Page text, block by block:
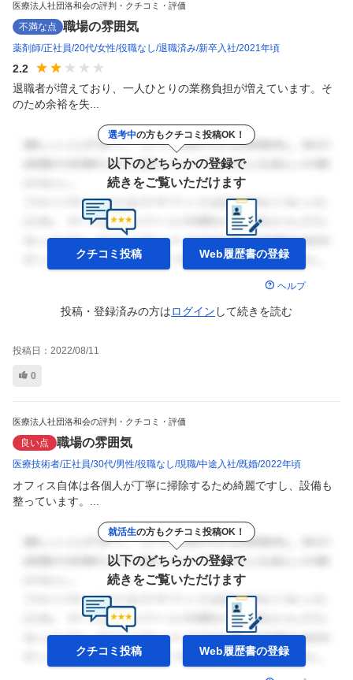
医療法人社団洛和会の評判・クチコミ・評価
不満な点 職場の雰囲気
薬剤師 正社員 20代 女性 役職なし 退職済み 新卒入社 2021年頃
2.2
退職者が増えており、一人ひとりの業務負担が増えています。そ
のため余裕を失...
選考中の方もクチコミ投稿OK！
以下のどちらかの登録で
続きをご覧いただけます
クチコミ投稿 Web履歴書の登録
ヘルプ
投稿・登録済みの方はログイン して続きを読む
投稿日： 2022/08/11
0
医療法人社団洛和会の評判・クチコミ・評価
良い点 職場の雰囲気
医療技術者 正社員 30代 男性 役職なし 現職 中途入社 既婚 2022年頃
オフィス自体は各個人が丁寧に掃除するため綺麗ですし、設備も
整っています。...
就活生の方もクチコミ投稿OK！
以下のどちらかの登録で
続きをご覧いただけます
クチコミ投稿 Web履歴書の登録